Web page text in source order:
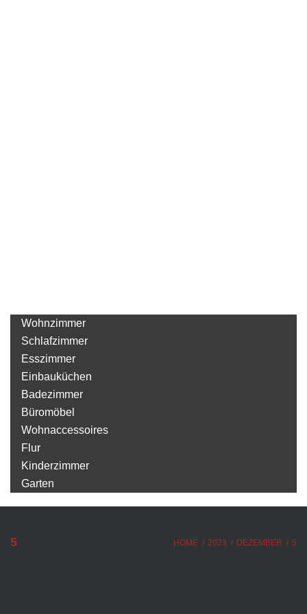
Wohnzimmer
Schlafzimmer
Esszimmer
Einbauküchen
Badezimmer
Büromöbel
Wohnaccessoires
Flur
Kinderzimmer
Garten
5 HOME / 2023 / DEZEMBER / 5